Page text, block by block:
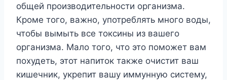
общей производительности организма.
Кроме того, важно, употреблять много воды,
чтобы вымыть все токсины из вашего
организма. Мало того, что это поможет вам
похудеть, этот напиток также очистит ваш
кишечник, укрепит вашу иммунную систему,